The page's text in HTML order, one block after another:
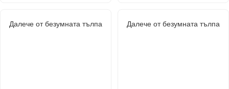
Далече от безумната тълпа Далече от безумната тълпа